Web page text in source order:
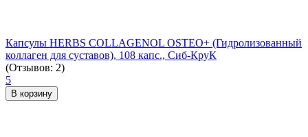
Капсулы HERBS COLLAGENOL OSTEO+ (Гидролизованный
коллаген для суставов), 108 капс., Сиб-КруК
(Отзывов: 2)
5
В корзину